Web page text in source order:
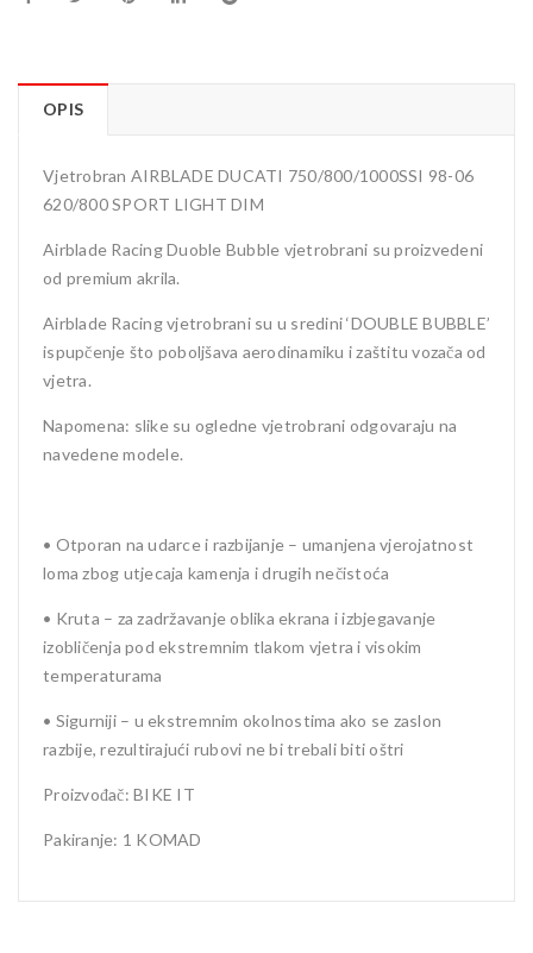
OPIS
Vjetrobran AIRBLADE DUCATI 750/800/1000SSI 98-06
620/800 SPORT LIGHT DIM
Airblade Racing Duoble Bubble vjetrobrani su proizvedeni
od premium akrila.
Airblade Racing vjetrobrani su u sredini ‘DOUBLE BUBBLE’
ispupčenje što poboljšava aerodinamiku i zaštitu vozača od
vjetra.
Napomena: slike su ogledne vjetrobrani odgovaraju na
navedene modele.
• Otporan na udarce i razbijanje – umanjena vjerojatnost
loma zbog utjecaja kamenja i drugih nečistoća
• Kruta – za zadržavanje oblika ekrana i izbjegavanje
izobličenja pod ekstremnim tlakom vjetra i visokim
temperaturama
• Sigurniji – u ekstremnim okolnostima ako se zaslon
razbije, rezultirajući rubovi ne bi trebali biti oštri
Proizvođač: BIKE IT
Pakiranje: 1 KOMAD